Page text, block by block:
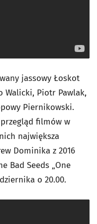
jassowy Łoskot
Walicki, Piotr Pawlak,
Piernikowski.
filmów w
największa
Dominika z 2016
Bad Seeds „One
o 20.00.